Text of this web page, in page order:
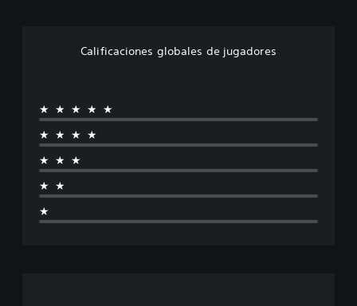
Calificaciones globales de jugadores
★★★★★
★★★★
★★★
★★
★